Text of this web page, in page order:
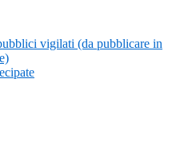
vigilati (da pubblicare in